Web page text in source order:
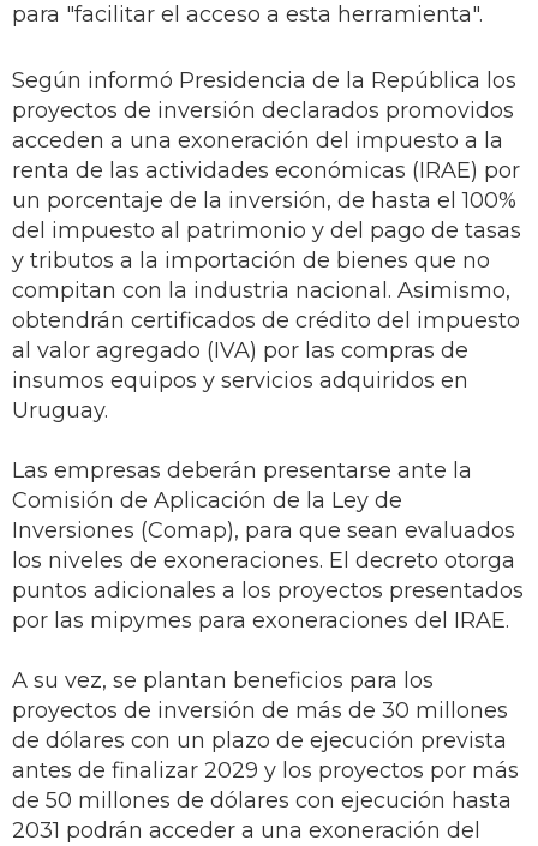
para "facilitar el acceso a esta herramienta".
Según informó Presidencia de la República los
proyectos de inversión declarados promovidos
acceden a una exoneración del impuesto a la
renta de las actividades económicas (IRAE) por
un porcentaje de la inversión, de hasta el 100%
del impuesto al patrimonio y del pago de tasas
y tributos a la importación de bienes que no
compitan con la industria nacional. Asimismo,
obtendrán certificados de crédito del impuesto
al valor agregado (IVA) por las compras de
insumos equipos y servicios adquiridos en
Uruguay.
Las empresas deberán presentarse ante la
Comisión de Aplicación de la Ley de
Inversiones (Comap), para que sean evaluados
los niveles de exoneraciones. El decreto otorga
puntos adicionales a los proyectos presentados
por las mipymes para exoneraciones del IRAE.
A su vez, se plantan beneficios para los
proyectos de inversión de más de 30 millones
de dólares con un plazo de ejecución prevista
antes de finalizar 2029 y los proyectos por más
de 50 millones de dólares con ejecución hasta
2031 podrán acceder a una exoneración del